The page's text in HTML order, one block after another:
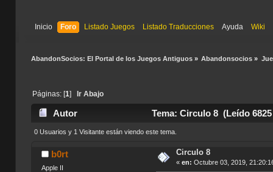
Inicio Foro Listado Juegos Listado Traducciones Ayuda Wiki
AbandonSocios: El Portal de los Juegos Antiguos» Abandonsocios »
Páginas: [1] Ir Abajo
Autor Tema: Circulo 8 (Leído
0 Usuarios y 1 Visitante están viendo este tema.
b0rt
Apple II
Circulo 8
« en: Octubre 03, 2019,